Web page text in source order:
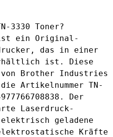
3330 Toner?
ist ein Original-
das in einer
ist. Diese
von Brother Industries
Artikelnummer TN-
Der
Laserdruck-
geladene
Kräfte